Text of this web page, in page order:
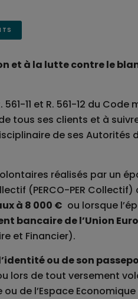
et à la lutte contre le
11 et R. 561-12 du
tous ses clients et à
de ses Autorités
réalisés par un
(PERCO-PER
à 8 000 € ou lorsque
bancaire de l’Union
et Financier).
ou de son
lors de tout versement
de l’Espace Economique